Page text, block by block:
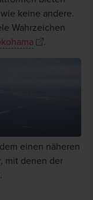
keine andere.
Wahrzeichen
.
einen näheren
mit denen der